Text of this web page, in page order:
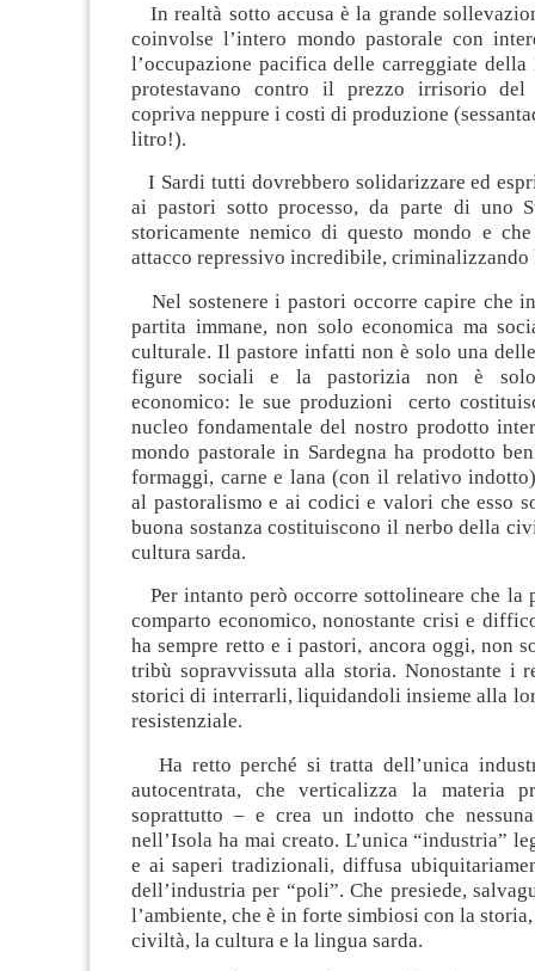
In realtà sotto accusa è la grande
coinvolse l’intero mondo pastorale con
l’occupazione pacifica delle carreggiate
protestavano contro il prezzo irrisorio
copriva neppure i costi di produzione
litro!).
I Sardi tutti dovrebbero solidarizzare ed
ai pastori sotto processo, da parte di uno
storicamente nemico di questo mondo e
attacco repressivo incredibile, criminalizzando
Nel sostenere i pastori occorre capire che
partita immane, non solo economica ma
culturale. Il pastore infatti non è solo una
figure sociali e la pastorizia non è
economico: le sue produzioni certo
nucleo fondamentale del nostro prodotto
mondo pastorale in Sardegna ha prodotto
formaggi, carne e lana (con il relativo
al pastoralismo e ai codici e valori che esso
buona sostanza costituiscono il nerbo della
cultura sarda.
Per intanto però occorre sottolineare che la
comparto economico, nonostante crisi e
ha sempre retto e i pastori, ancora oggi, non
tribù sopravvissuta alla storia. Nonostante i
storici di interrarli, liquidandoli insieme alla
resistenziale.
Ha retto perché si tratta dell’unica
autocentrata, che verticalizza la materia
soprattutto – e crea un indotto che
nell’Isola ha mai creato. L’unica “industria”
e ai saperi tradizionali, diffusa
dell’industria per “poli”. Che presiede,
l’ambiente, che è in forte simbiosi con la
civiltà, la cultura e la lingua sarda.